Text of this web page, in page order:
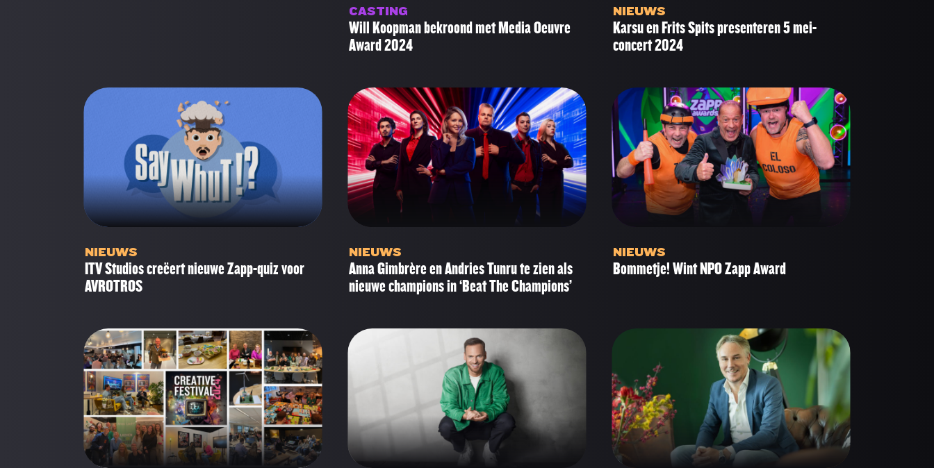
CASTING
Will Koopman bekroond met Media Oeuvre
Award 2024
NIEUWS
Karsu en Frits Spits presenteren 5 mei-
concert 2024
NIEUWS
ITV Studios creëert nieuwe Zapp-quiz voor
AVROTROS
NIEUWS
Anna Gimbrère en Andries Tunru te zien als
nieuwe champions in ‘Beat The Champions’
NIEUWS
Bommetje! Wint NPO Zapp Award